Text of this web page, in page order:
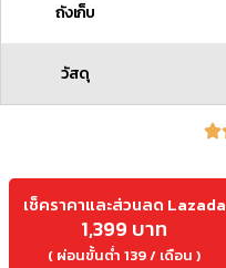
ถังเก็บ
วัสดุ
เช็คราคาและส่วนลด Lazada
1,399 บาท
( ผ่อนขั้นต่ำ 139 / เดือน )